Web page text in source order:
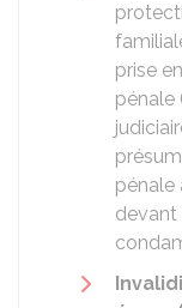
prise
pénale
pénale
devant